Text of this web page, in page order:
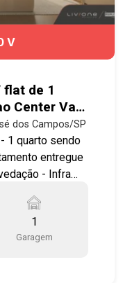
V
de 1
Center Vale
| Liv.One
dos Campos/SP
1 quarto sendo
- Infra
- Ponto
com
- Aquecimento a
1
Garagem